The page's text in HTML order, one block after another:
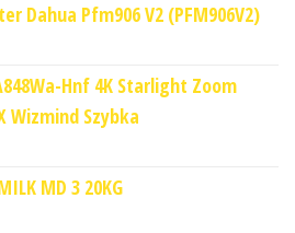
Dahua Pfm906 V2 (PFM906V2)
Hnf 4K Starlight Zoom
Wizmind Szybka
MD 3 20KG